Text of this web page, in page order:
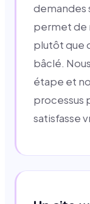
demandes
permet de
plutôt que
bâclé.
étape et
processus
satisfasse